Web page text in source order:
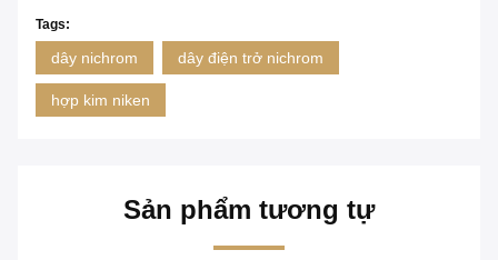
Tags:
dây nichrom dây điện trở nichrom
hợp kim niken
Sản phẩm tương tự